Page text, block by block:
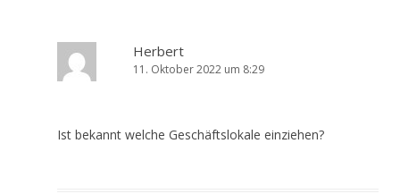
Herbert
11. Oktober 2022 um 8:29
Ist bekannt welche Geschäftslokale einziehen?